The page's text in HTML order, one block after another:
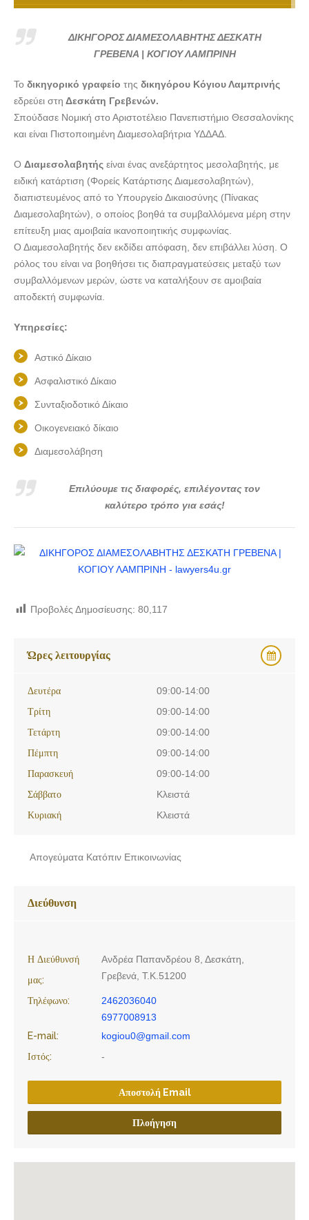
ΚΟΓΙΟΥ ΛΑΜΠΡΙΝΗ --- lawyers4u.gr
ΔΙΚΗΓΟΡΟΣ ΔΙΑΜΕΣΟΛΑΒΗΤΗΣ ΔΕΣΚΑΤΗ ΓΡΕΒΕΝΑ |
ΔΙΚΗΓΟΡΟΣ ΔΙΑΜΕΣΟΛΑΒΗΤΗΣ ΔΕΣΚΑΤΗ ΓΡΕΒΕΝΑ |
ΚΟΓΙΟΥ ΛΑΜΠΡΙΝΗ --- lawyers4u.gr
ΔΙΚΗΓΟΡΟΣ ΔΙΑΜΕΣΟΛΑΒΗΤΗΣ ΔΕΣΚΑΤΗ ΓΡΕΒΕΝΑ |
ΔΙΚΗΓΟΡΟΣ ΔΙΑΜΕΣΟΛΑΒΗΤΗΣ ΔΕΣΚΑΤΗ
ΓΡΕΒΕΝΑ | ΚΟΓΙΟΥ ΛΑΜΠΡΙΝΗ
Το δικηγορικό γραφείο της δικηγόρου Κόγιου Λαμπρινής
εδρεύει στη Δεσκάτη Γρεβενών.
Σπούδασε Νομική στο Αριστοτέλειο Πανεπιστήμιο Θεσσαλονίκης
και είναι Πιστοποιημένη Διαμεσολαβήτρια ΥΔΔΑΔ.
Ο Διαμεσολαβητής είναι ένας ανεξάρτητος μεσολαβητής, με
ειδική κατάρτιση (Φορείς Κατάρτισης Διαμεσολαβητών),
διαπιστευμένος από το Υπουργείο Δικαιοσύνης (Πίνακας
Διαμεσολαβητών), ο οποίος βοηθά τα συμβαλλόμενα μέρη στην
επίτευξη μιας αμοιβαία ικανοποιητικής συμφωνίας.
Ο Διαμεσολαβητής δεν εκδίδει απόφαση, δεν επιβάλλει λύση. Ο
ρόλος του είναι να βοηθήσει τις διαπραγματεύσεις μεταξύ των
συμβαλλόμενων μερών, ώστε να καταλήξουν σε αμοιβαία
αποδεκτή συμφωνία.
Υπηρεσίες:
Αστικό Δίκαιο
Ασφαλιστικό Δίκαιο
Συνταξιοδοτικό Δίκαιο
Οικογενειακό δίκαιο
Διαμεσολάβηση
Επιλύουμε τις διαφορές, επιλέγοντας τον
καλύτερο τρόπο για εσάς!
Προβολές Δημοσίευσης: 80,117
Ώρες λειτουργίας
Δευτέρα
09:00-14:00
Τρίτη
09:00-14:00
Τετάρτη
09:00-14:00
Πέμπτη
09:00-14:00
Παρασκευή
09:00-14:00
Σάββατο
Κλειστά
Κυριακή
Κλειστά
Απογεύματα Κατόπιν Επικοινωνίας
Διεύθυνση
Η Διεύθυνσή
μας:
Ανδρέα Παπανδρέου 8, Δεσκάτη,
Γρεβενά, Τ.Κ.51200
Τηλέφωνο:
2462036040
6977008913
E-mail:
kogiou0@gmail.com
Ιστός:
-
Αποστολή Email
Πλοήγηση